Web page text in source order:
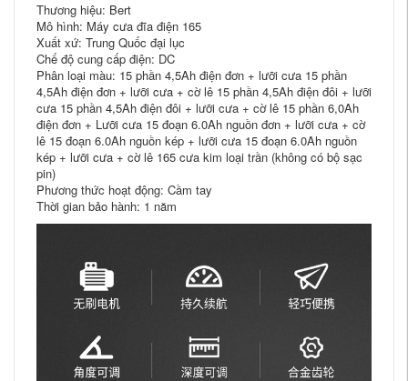
Thương hiệu: Bert
Mô hình: Máy cưa đĩa điện 165
Xuất xứ: Trung Quốc đại lục
Chế độ cung cấp điện: DC
Phân loại màu: 15 phần 4,5Ah điện đơn + lưỡi cưa 15 phần
4,5Ah điện đơn + lưỡi cưa + cờ lê 15 phần 4,5Ah điện đôi + lưỡi
cưa 15 phần 4,5Ah điện đôi + lưỡi cưa + cờ lê 15 phần 6,0Ah
điện đơn + Lưỡi cưa 15 đoạn 6.0Ah nguồn đơn + lưỡi cưa + cờ
lê 15 đoạn 6.0Ah nguồn kép + lưỡi cưa 15 đoạn 6.0Ah nguồn
kép + lưỡi cưa + cờ lê 165 cưa kim loại trần (không có bộ sạc
pin)
Phương thức hoạt động: Cầm tay
Thời gian bảo hành: 1 năm